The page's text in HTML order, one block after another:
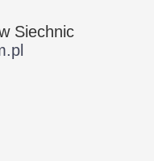
Siechnic